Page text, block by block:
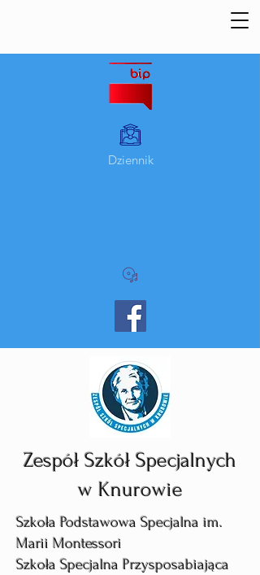
Dziennik
Zespół Szkół Specjalnych
w Knurowie
Szkoła Podstawowa Specjalna im.
Marii Montessori
Szkoła Specjalna Przysposabiająca